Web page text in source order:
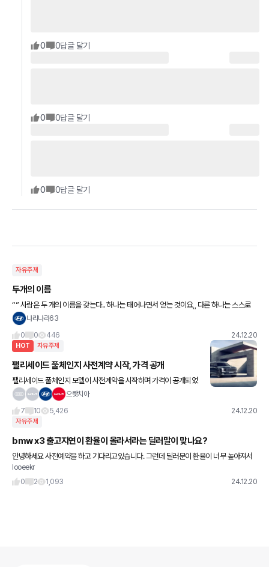
0 0답글 달기
0 0답글 달기
0 0답글 달기
자유주제
두개의 이름
“” 사람은 두 개의 이름을 갖는다.. 하나는 태어나면서 얻는 것이요,, 다른 하나는 스스로
만들어내는 것이다.. “”
나리나라63
0
0 446 24.12.20
HOT 자유주제
팰리세이드 풀체인지 사전계약 시작, 가격 공개
팰리세이드 풀체인지 모델이 사전계약을 시작하며 가격이 공개되었
습니다. 가솔린 모델은 4,383만 원부터, 하이브리드 모델은 4,982
으랏치아
7
10 5,426 24.12.20
자유주제
bmw x3 출고지연이 환율이 올라서라는 딜러말이 맞나요?
안녕하세요 사전예약을 하고 기다리고있습니다. 그런데 딜러분이 환율이 너무 높아져서
계약을 당분간 못해준다 1월은 되어야 가능하다는데 맞나요??? 다른분들도 그러시는지
궁금해서 올려봅니다
looeekr
0
2 1,093 24.12.20